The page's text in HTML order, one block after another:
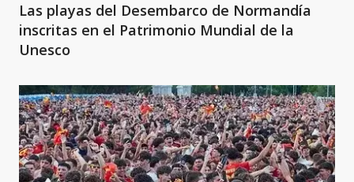
Las playas del Desembarco de Normandía
inscritas en el Patrimonio Mundial de la
Unesco